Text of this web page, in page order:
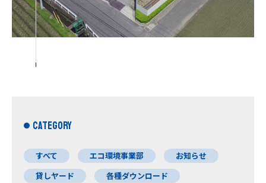
CATEGORY
すべて エコ環境事業部
お知らせ
貸しヤード
各種ダウンロード